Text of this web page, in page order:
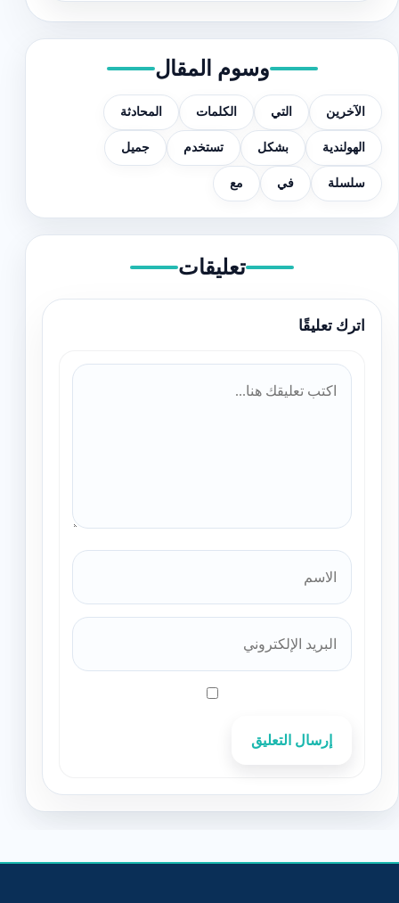
وسوم المقال
الآخرين التي الكلمات المحادثة
الهولندية بشكل تستخدم جميل
سلسلة في مع
تعليقات
اترك تعليقًا
إرسال التعليق